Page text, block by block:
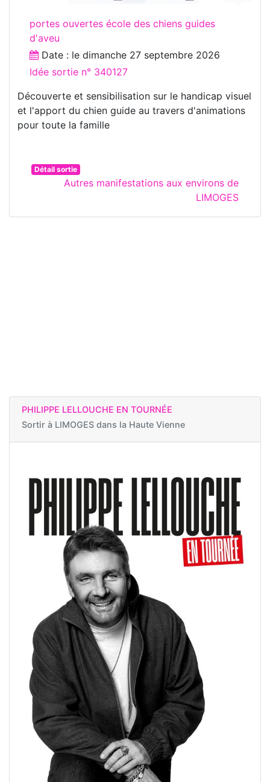
portes ouvertes école des chiens guides
d'aveu
Date : le dimanche 27 septembre 2026
Idée sortie n° 340127
Découverte et sensibilisation sur le handicap visuel
et l'apport du chien guide au travers d'animations
pour toute la famille
Détail sortie
Autres manifestations aux environs de
LIMOGES
PHILIPPE LELLOUCHE EN TOURNÉE
Sortir à LIMOGES dans la Haute Vienne